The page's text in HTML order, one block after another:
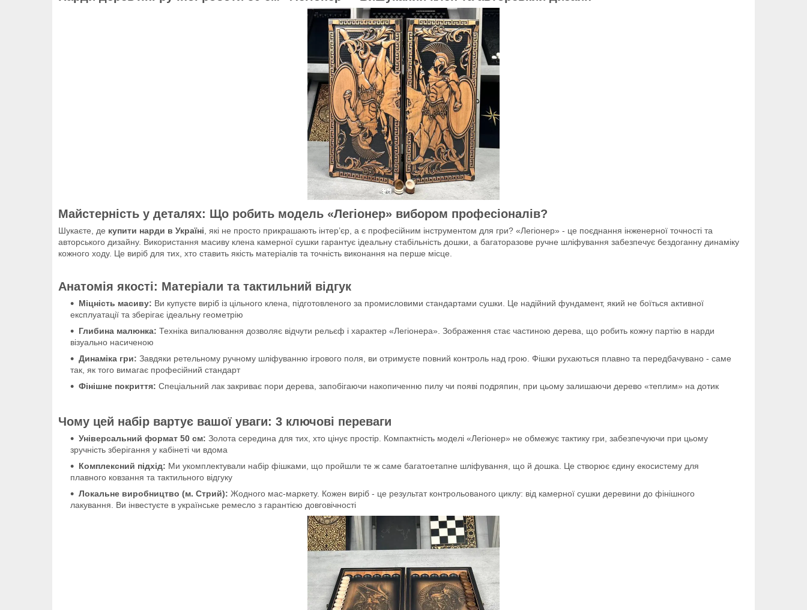
Майстерність у деталях: Що робить модель «Легіонер» вибором професіоналів?
Шукаєте, де купити нарди в Україні , які не просто прикрашають інтер’єр, а є професійним інструментом для гри? «Легіонер» - це поєднання інженерної точності та
авторського дизайну. Використання масиву клена камерної сушки гарантує ідеальну стабільність дошки, а багаторазове ручне шліфування забезпечує бездоганну динаміку
кожного ходу. Це виріб для тих, хто ставить якість матеріалів та точність виконання на перше місце.
Анатомія якості: Матеріали та тактильний відгук
Міцність масиву: Ви купуєте виріб із цільного клена, підготовленого за промисловими стандартами сушки. Це надійний фундамент, який не боїться активної
експлуатації та зберігає ідеальну геометрію
Глибина малюнка: Техніка випалювання дозволяє відчути рельєф і характер «Легіонера». Зображення стає частиною дерева, що робить кожну партію в нарди
візуально насиченою
Динаміка гри: Завдяки ретельному ручному шліфуванню ігрового поля, ви отримуєте повний контроль над грою. Фішки рухаються плавно та передбачувано - саме
так, як того вимагає професійний стандарт
Фінішне покриття: Спеціальний лак закриває пори дерева, запобігаючи накопиченню пилу чи появі подряпин, при цьому залишаючи дерево «теплим» на дотик
Чому цей набір вартує вашої уваги: 3 ключові переваги
Універсальний формат 50 см: Золота середина для тих, хто цінує простір. Компактність моделі «Легіонер» не обмежує тактику гри, забезпечуючи при цьому
зручність зберігання у кабінеті чи вдома
Комплексний підхід: Ми укомплектували набір фішками, що пройшли те ж саме багатоетапне шліфування, що й дошка. Це створює єдину екосистему для
плавного ковзання та тактильного відгуку
Локальне виробництво (м. Стрий): Жодного мас-маркету. Кожен виріб - це результат контрольованого циклу: від камерної сушки деревини до фінішного
лакування. Ви інвестуєте в українське ремесло з гарантією довговічності